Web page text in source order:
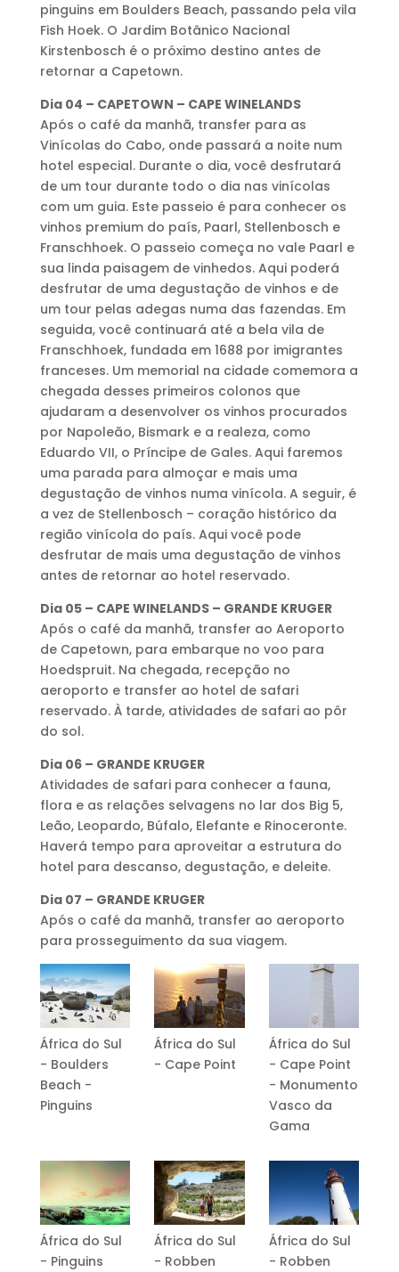
pinguins em Boulders Beach, passando pela vila
Fish Hoek. O Jardim Botânico Nacional
Kirstenbosch é o próximo destino antes de
retornar a Capetown.
Dia 04 – CAPETOWN – CAPE WINELANDS
Após o café da manhã, transfer para as
Vinícolas do Cabo, onde passará a noite num
hotel especial. Durante o dia, você desfrutará
de um tour durante todo o dia nas vinícolas
com um guia. Este passeio é para conhecer os
vinhos premium do país, Paarl, Stellenbosch e
Franschhoek. O passeio começa no vale Paarl e
sua linda paisagem de vinhedos. Aqui poderá
desfrutar de uma degustação de vinhos e de
um tour pelas adegas numa das fazendas. Em
seguida, você continuará até a bela vila de
Franschhoek, fundada em 1688 por imigrantes
franceses. Um memorial na cidade comemora a
chegada desses primeiros colonos que
ajudaram a desenvolver os vinhos procurados
por Napoleão, Bismark e a realeza, como
Eduardo VII, o Príncipe de Gales. Aqui faremos
uma parada para almoçar e mais uma
degustação de vinhos numa vinícola. A seguir, é
a vez de Stellenbosch – coração histórico da
região vinícola do país. Aqui você pode
desfrutar de mais uma degustação de vinhos
antes de retornar ao hotel reservado.
Dia 05 – CAPE WINELANDS – GRANDE KRUGER
Após o café da manhã, transfer ao Aeroporto
de Capetown, para embarque no voo para
Hoedspruit. Na chegada, recepção no
aeroporto e transfer ao hotel de safari
reservado. À tarde, atividades de safari ao pôr
do sol.
Dia 06 – GRANDE KRUGER
Atividades de safari para conhecer a fauna,
flora e as relações selvagens no lar dos Big 5,
Leão, Leopardo, Búfalo, Elefante e Rinoceronte.
Haverá tempo para aproveitar a estrutura do
hotel para descanso, degustação, e deleite.
Dia 07 – GRANDE KRUGER
Após o café da manhã, transfer ao aeroporto
para prosseguimento da sua viagem.
África do Sul
- Boulders
Beach -
Pinguins
África do Sul
- Cape Point
África do Sul
- Cape Point
- Monumento
Vasco da
Gama
África do Sul
- Pinguins
África do Sul
- Robben
África do Sul
- Robben